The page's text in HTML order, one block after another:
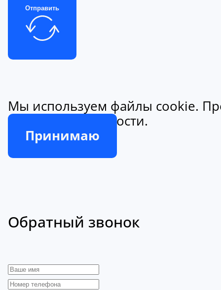
Отправить
Мы используем файлы cookie.
конфиденциальности.
Принимаю
Обратный звонок